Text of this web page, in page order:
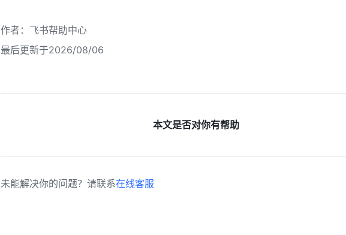
作者 ： 飞书帮助中心
最后更新于2026/08/06
本文是否对你有帮助
未能解决你的问题？请联系在线客服